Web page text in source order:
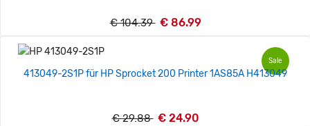
€ 104.39 € 86.99
Sale
413049-2S1P für HP Sprocket 200 Printer 1AS85A H413049
€ 29.88 € 24.90